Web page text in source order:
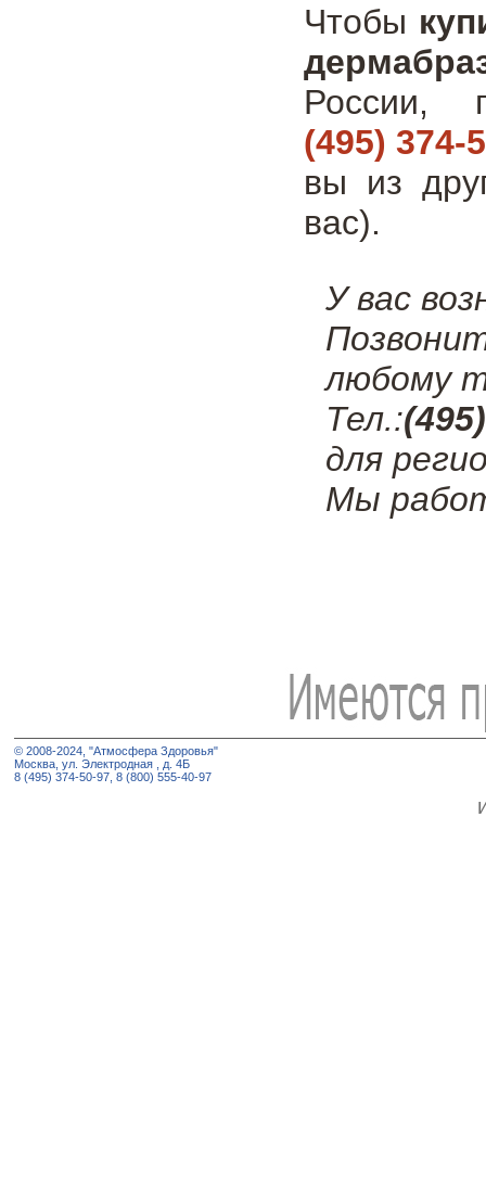
Чтобы
России,
(495) 374-
вы из
вас).
У вас
любому
Тел.:
для
Мы
© 2008-2024, "Атмосфера Здоровья"
Москва, ул. Электродная , д. 4Б
8 (495) 374-50-97, 8 (800) 555-40-97